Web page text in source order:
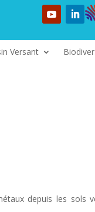
Versant
depuis les sols